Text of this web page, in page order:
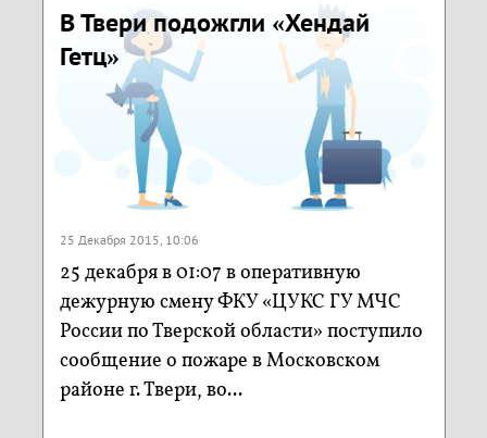
В Твери подожгли «Хендай
Гетц»
25 Декабря 2015, 10:06
25 декабря в 01:07 в оперативную
дежурную смену ФКУ «ЦУКС ГУ МЧС
России по Тверской области» поступило
сообщение о пожаре в Московском
районе г. Твери, во...